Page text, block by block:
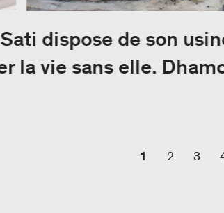
dispose de son
la vie sans elle.
1 2 3